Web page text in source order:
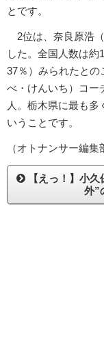
とです。
2位は、奈良原浩
した。全国人数は約
37％）みられたとの
べ・けんいち）コー
人。栃木県に最も多
いうことです。
（オトナンサー編集
【えっ！】小
外”